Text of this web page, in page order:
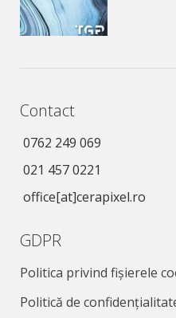
Contact
0762 249 069
021 457 0221
office[at]cerapixel.ro
GDPR
Politica privind fișierele
Politică de